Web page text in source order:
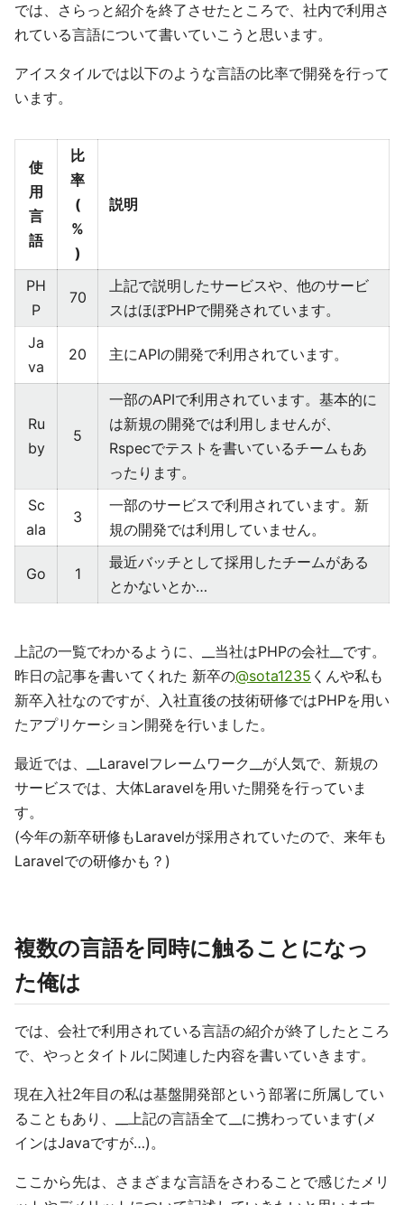
では、さらっと紹介を終了させたところで、社内で利用さ
れている言語について書いていこうと思います。
アイスタイルでは以下のような言語の比率で開発を行って
います。
使
用
言
語
比
率
(
%
)
説明
PH
P
70
上記で説明したサービスや、他のサービ
スはほぼPHPで開発されています。
Ja
va
20 主にAPIの開発で利用されています。
Ru
by
5
一部のAPIで利用されています。基本的に
は新規の開発では利用しませんが、
Rspecでテストを書いているチームもあ
ったります。
Sc
ala
3
一部のサービスで利用されています。新
規の開発では利用していません。
Go 1
最近バッチとして採用したチームがある
とかないとか…
上記の一覧でわかるように、__当社はPHPの会社__です。
昨日の記事を書いてくれた 新卒の@sota1235 くんや私も
新卒入社なのですが、入社直後の技術研修ではPHPを用い
たアプリケーション開発を行いました。
最近では、__Laravelフレームワーク__が人気で、新規の
サービスでは、大体Laravelを用いた開発を行っていま
す。
(今年の新卒研修もLaravelが採用されていたので、来年も
Laravelでの研修かも？)
複数の言語を同時に触ることになっ
た俺は
では、会社で利用されている言語の紹介が終了したところ
で、やっとタイトルに関連した内容を書いていきます。
現在入社2年目の私は基盤開発部という部署に所属してい
ることもあり、__上記の言語全て__に携わっています(メ
インはJavaですが…)。
ここから先は、さまざまな言語をさわることで感じたメリ